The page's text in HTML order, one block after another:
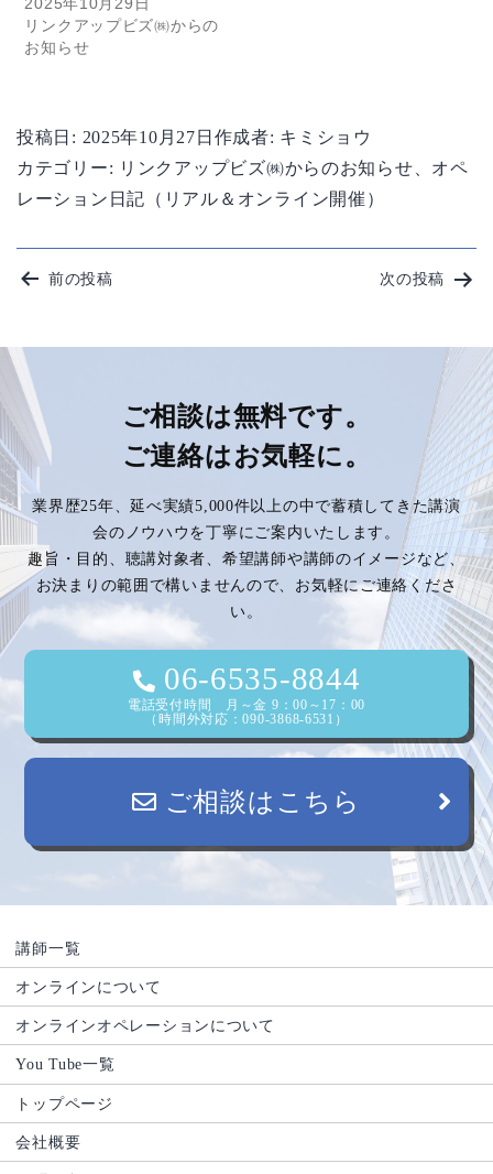
リンクアップビズ㈱からの
お知らせ
投稿日: 2025年10月27日 作成者: キミショウ
カテゴリー: リンクアップビズ㈱からのお知らせ、 オペ
レーション日記（リアル＆オンライン開催）
投
ナ
ビ
ゲ
ー
シ
ョ
ン
前の投稿 次の投稿
ご相談は無料です。
ご連絡はお気軽に。
業界歴25年、延べ実績5,000件以上の中で蓄積してきた講演
会のノウハウを丁寧にご案内いたします。
趣旨・目的、聴講対象者、希望講師や講師のイメージなど、
お決まりの範囲で構いませんので、お気軽にご連絡くださ
い。
06-6535-8844
電話受付時間 月～金 9：00～17：00
（時間外対応：090-3868-6531）
ご相談はこちら
講師一覧
オンラインについて
オンラインオペレーションについて
You Tube一覧
トップページ
会社概要